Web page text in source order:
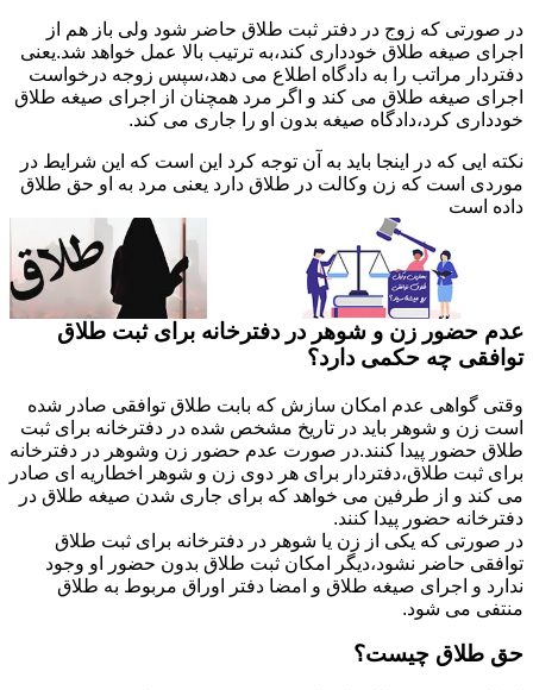
در صورتی که زوج در دفتر ثبت طلاق حاضر شود ولی باز هم از
اجرای صیغه طلاق خودداری کند،به ترتیب بالا عمل خواهد شد.یعنی
دفتردار مراتب را به دادگاه اطلاع می دهد،سپس زوجه درخواست
اجرای صیغه طلاق می کند و اگر مرد همچنان از اجرای صیغه طلاق
خودداری کرد،دادگاه صیغه بدون او را جاری می کند.
نکته ایی که در اینجا باید به آن توجه کرد این است که این شرایط در
موردی است که زن وکالت در طلاق دارد یعنی مرد به او حق طلاق
داده است
عدم حضور زن و شوهر در دفترخانه برای ثبت طلاق
توافقی چه حکمی دارد؟
وقتی گواهی عدم امکان سازش که بابت طلاق توافقی صادر شده
است زن و شوهر باید در تاریخ مشخص شده در دفترخانه برای ثبت
طلاق حضور پیدا کنند.در صورت عدم حضور زن وشوهر در دفترخانه
برای ثبت طلاق،دفتردار برای هر دوی زن و شوهر اخطاریه ای صادر
می کند و از طرفین می خواهد که برای جاری شدن صیغه طلاق در
دفترخانه حضور پیدا کنند.
در صورتی که یکی از زن یا شوهر در دفترخانه برای ثبت طلاق
توافقی حاضر نشود،دیگر امکان ثبت طلاق بدون حضور او وجود
ندارد و اجرای صیغه طلاق و امضا دفتر اوراق مربوط به طلاق
منتفی می شود.
حق طلاق چیست؟